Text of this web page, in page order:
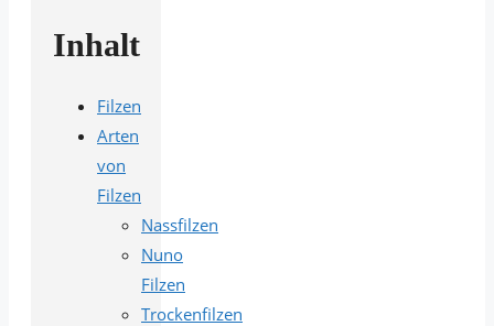
Inhalt
Filzen
Arten
von
Filzen
Nassfilzen
Nuno
Filzen
Trockenfilzen